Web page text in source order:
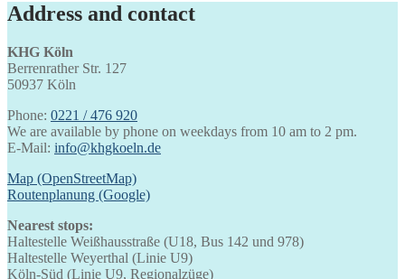
Address and contact
KHG Köln
Berrenrather Str. 127
50937 Köln
Phone: 0221 / 476 920
We are available by phone on weekdays from 10 am to 2 pm.
E-Mail: info@khgkoeln.de
Map (OpenStreetMap)
Routenplanung (Google)
Nearest stops:
Haltestelle Weißhausstraße (U18, Bus 142 und 978)
Haltestelle Weyerthal (Linie U9)
Köln-Süd (Linie U9, Regionalzüge)